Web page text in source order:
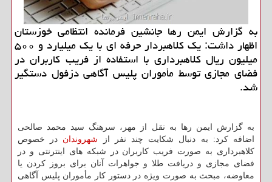
به گزارش ایمن رها جانشین فرمانده انتظامی خوزستان
اظهار داشت: یك كلاهبردار حرفه ای با یك میلیارد و ۵۰۰
میلیون ریال كلاهبرداری با استفاده از فریب كاربران در
فضای مجازی توسط مأموران پلیس آگاهی دزفول دستگیر
شد.
به گزارش ایمن رها به نقل از مهر، سرهنگ سید محمد صالحی
اضافه كرد: به دنبال شكایت چند نفر از شهروندان در خصوص
كلاهبرداری به صورت فریب كاربران در شبكه های اینترنتی و در
فضای مجازی و دریافت طلا و جواهرات آنان برای بروز كردن یا
معاوضه، مبحث به صورت ویژه در دستور كار مأموران پلیس آگاهی